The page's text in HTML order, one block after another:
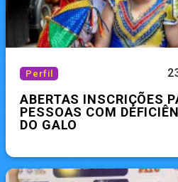
Perfil
ABERTAS INSCRIÇÕES
PESSOAS COM
DO GALO